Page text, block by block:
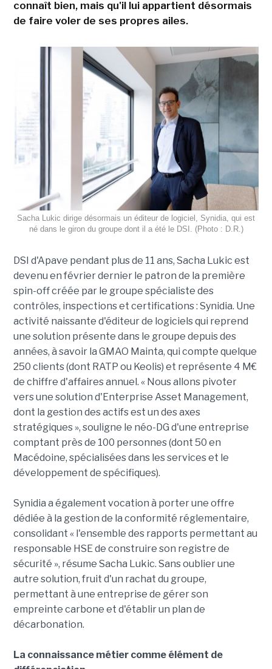
connaît bien, mais qu'il lui appartient désormais
de faire voler de ses propres ailes.
Sacha Lukic dirige désormais un éditeur de logiciel, Synidia, qui est
né dans le giron du groupe dont il a été le DSI. (Photo : D.R.)
DSI d'Apave pendant plus de 11 ans, Sacha Lukic est
devenu en février dernier le patron de la première
spin-off créée par le groupe spécialiste des
contrôles, inspections et certifications : Synidia. Une
activité naissante d'éditeur de logiciels qui reprend
une solution présente dans le groupe depuis des
années, à savoir la GMAO Mainta, qui compte quelque
250 clients (dont RATP ou Keolis) et représente 4 M€
de chiffre d'affaires annuel. « Nous allons pivoter
vers une solution d'Enterprise Asset Management,
dont la gestion des actifs est un des axes
stratégiques », souligne le néo-DG d'une entreprise
comptant près de 100 personnes (dont 50 en
Macédoine, spécialisées dans les services et le
développement de spécifiques).
Synidia a également vocation à porter une offre
dédiée à la gestion de la conformité réglementaire,
consolidant « l'ensemble des rapports permettant au
responsable HSE de construire son registre de
sécurité », résume Sacha Lukic. Sans oublier une
autre solution, fruit d'un rachat du groupe,
permettant à une entreprise de gérer son
empreinte carbone et d'établir un plan de
décarbonation.
La connaissance métier comme élément de